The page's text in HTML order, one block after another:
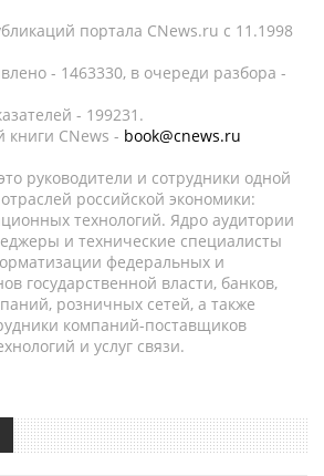
портала CNews.ru c 11.1998
- 1463330, в очереди разбора -
- 199231.
книги CNews - book@cnews.ru
руководители и сотрудники одной
российской экономики:
технологий. Ядро аудитории
и технические специалисты
федеральных и
государственной власти, банков,
розничных сетей, а также
компаний-поставщиков
и услуг связи.